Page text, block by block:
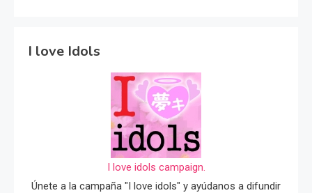
I love Idols
I love idols campaign.
Únete a la campaña "I love idols" y ayúdanos a difundir